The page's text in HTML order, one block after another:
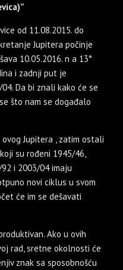
od 11.08.2015. do
Jupitera počinje
10.05.2016. n a 13°
i zadnji put je
Da bi znali kako će se
što nam se događalo
Jupitera , zatim ostali
su rođeni 1945/46,
i 2003/04 imaju
novi ciklus u svom
će im se dešavati
Ako u ovih
rad, sretne okolnosti će
znak sa sposobnošću